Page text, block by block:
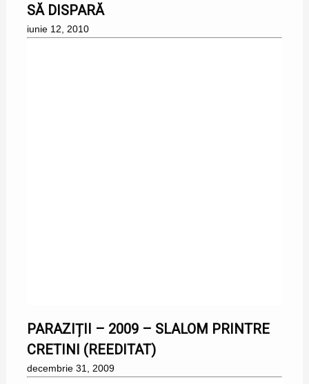
SĂ DISPARĂ
iunie 12, 2010
PARAZIȚII – 2009 – SLALOM PRINTRE
CRETINI (REEDITAT)
decembrie 31, 2009